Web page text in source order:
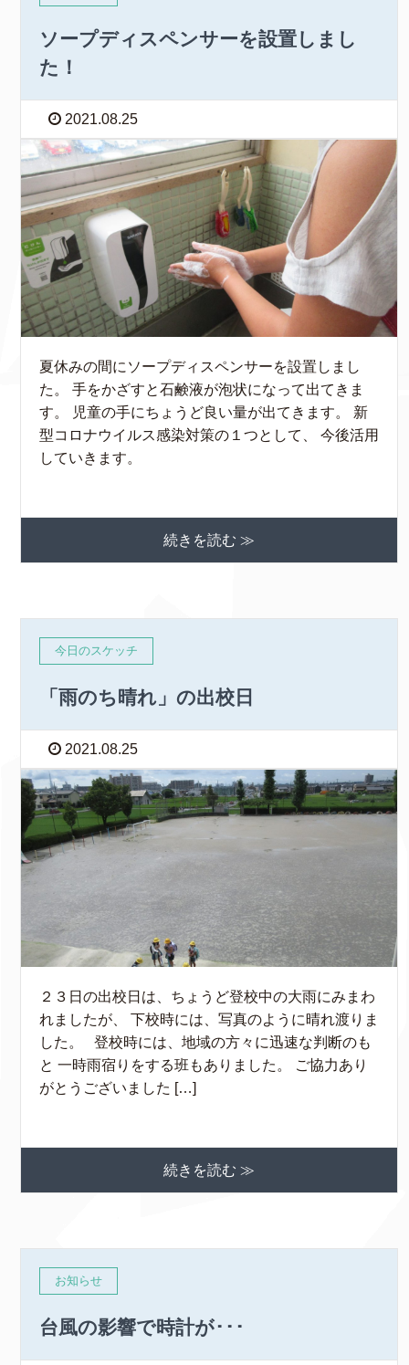
ソープディスペンサーを設置しまし
た！
2021.08.25
夏休みの間にソープディスペンサーを設置しまし
た。 手をかざすと石鹸液が泡状になって出てきま
す。 児童の手にちょうど良い量が出てきます。 新
型コロナウイルス感染対策の１つとして、 今後活用
していきます。
続きを読む ≫
今日のスケッチ
「雨のち晴れ」の出校日
2021.08.25
２３日の出校日は、ちょうど登校中の大雨にみまわ
れましたが、 下校時には、写真のように晴れ渡りま
した。 登校時には、地域の方々に迅速な判断のも
と 一時雨宿りをする班もありました。 ご協力あり
がとうございました […]
続きを読む ≫
お知らせ
台風の影響で時計が･･･